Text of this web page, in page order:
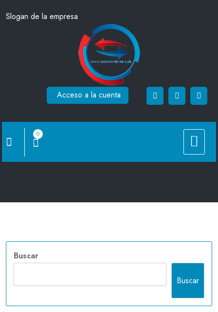
Slogan de la empresa
Acceso a la cuenta
0
Buscar
Buscar